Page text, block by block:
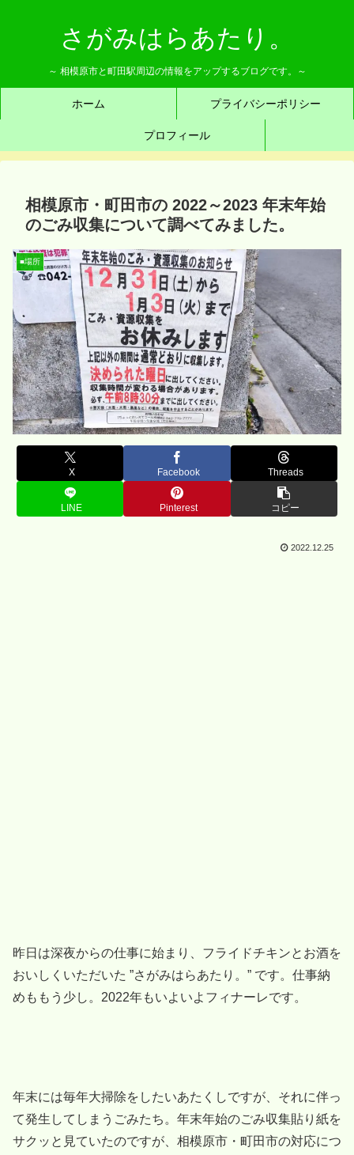
さがみはらあたり。
～ 相模原市と町田駅周辺の情報をアップするブログです。～
ホーム プライバシーポリシー
プロフィール
相模原市・町田市の 2022～2023 年末年始
のごみ収集について調べてみました。
■場所
X Facebook Threads
LINE Pinterest コピー
2022.12.25
昨日は深夜からの仕事に始まり、フライドチキンとお酒を
おいしくいただいた ”さがみはらあたり。” です。仕事納
めももう少し。2022年もいよいよフィナーレです。
年末には毎年大掃除をしたいあたくしですが、それに伴っ
て発生してしまうごみたち。年末年始のごみ収集貼り紙を
サクッと見ていたのですが、相模原市・町田市の対応につ